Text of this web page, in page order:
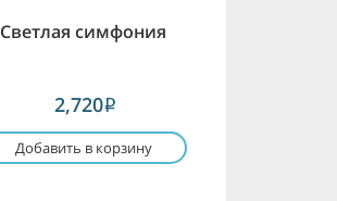
Светлая симфония
2,720i
Добавить в корзину